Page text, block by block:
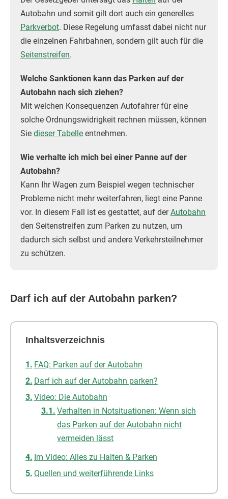
Autobahn und somit gilt dort auch ein generelles
Parkverbot. Diese Regelung umfasst dabei nicht nur
die einzelnen Fahrbahnen, sondern gilt auch für die
Seitenstreifen.
Welche Sanktionen kann das Parken auf der
Autobahn nach sich ziehen?
Mit welchen Konsequenzen Autofahrer für eine
solche Ordnungswidrigkeit rechnen müssen, können
Sie dieser Tabelle entnehmen.
Wie verhalte ich mich bei einer Panne auf der
Autobahn?
Kann Ihr Wagen zum Beispiel wegen technischer
Probleme nicht mehr weiterfahren, liegt eine Panne
vor. In diesem Fall ist es gestattet, auf derAutobahn
den Seitenstreifen zum Parken zu nutzen, um
dadurch sich selbst und andere Verkehrsteilnehmer
zu schützen.
Darf ich auf der Autobahn parken?
Inhaltsverzeichnis
FAQ: Parken auf der Autobahn
Darf ich auf der Autobahn parken?
Video: Die Autobahn
Verhalten in Notsituationen: Wenn sich
das Parken auf der Autobahn nicht
vermeiden lässt
Im Video: Alles zu Halten & Parken
Quellen und weiterführende Links